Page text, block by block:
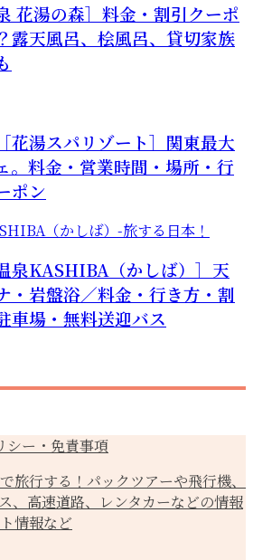
花湯の森］料金・割引クーポ
露天風呂、桧風呂、貸切家族
花湯スパリゾート］関東最大
。料金・営業時間・場所・行
ポン
泉KASHIBA（かしば）］天
・岩盤浴／料金・行き方・割
車場・無料送迎バス
シー・免責事項
旅行する！パックツアーや飛行機、
、高速道路、レンタカーなどの情報
情報など